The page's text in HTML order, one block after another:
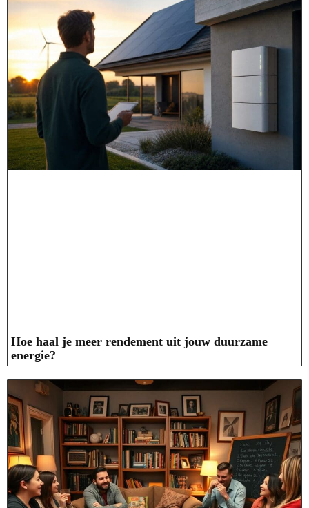
Hoe haal je meer rendement uit jouw duurzame
energie?